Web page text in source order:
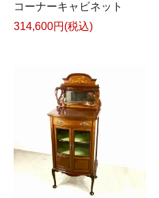
コーナーキャビネット
314,600円(税込)